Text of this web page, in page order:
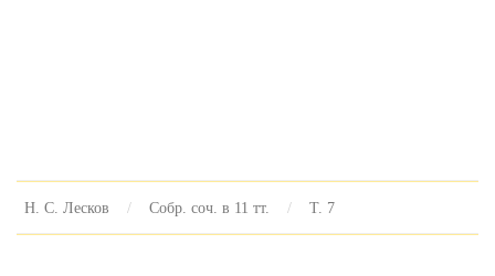
Н. С. Лесков Собр. соч. в 11 тт. Т. 7